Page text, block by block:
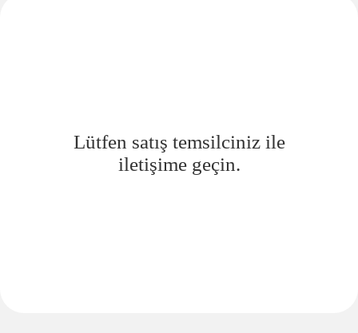
Lütfen satış temsilciniz ile
iletişime geçin.